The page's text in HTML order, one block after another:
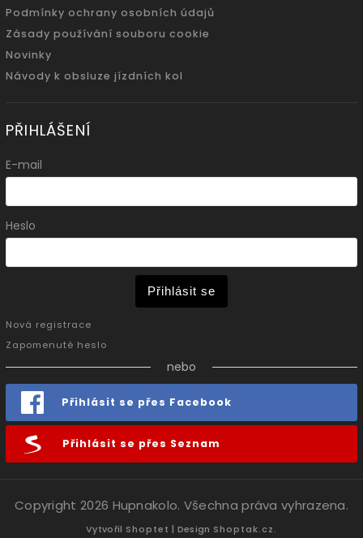
Podmínky ochrany osobních údajů
Zásady používání souboru cookie
Novinky
Návody k obsluze jízdních kol
PŘIHLÁŠENÍ
E-mail
Heslo
Přihlásit se
Nová registrace
Zapomenuté heslo
nebo
Přihlásit se přes Facebook
Přihlásit se přes Seznam
Copyright 2026 Hupnakolo. Všechna práva vyhrazena.
Vytvořil Shoptet | Design Shoptak.cz.